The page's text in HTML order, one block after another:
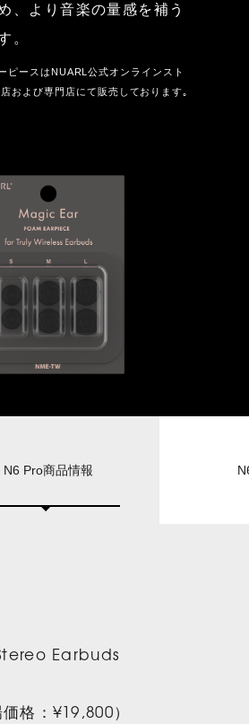
、より音楽の量感を補う
。
ピースはNUARL公式オンラインスト
および専門店にて販売しております｡
N6 Pro商品情報
Earbuds
格：¥19,800）